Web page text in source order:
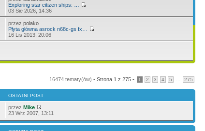
Exploring star citizen ships: …
03 Sie 2026, 14:36
przezpolako
Płyta główna asrock n68c-gs fx…
16 Lis 2013, 20:06
16474 tematy(ów) • Strona 1 z 275 • 1 2 3 4 5 275
OSTATNI POST
przezMike
23 Wrz 2007, 13:11